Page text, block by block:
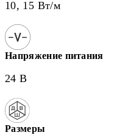
10, 15 Вт/м
Напряжение питания
24 В
Размеры